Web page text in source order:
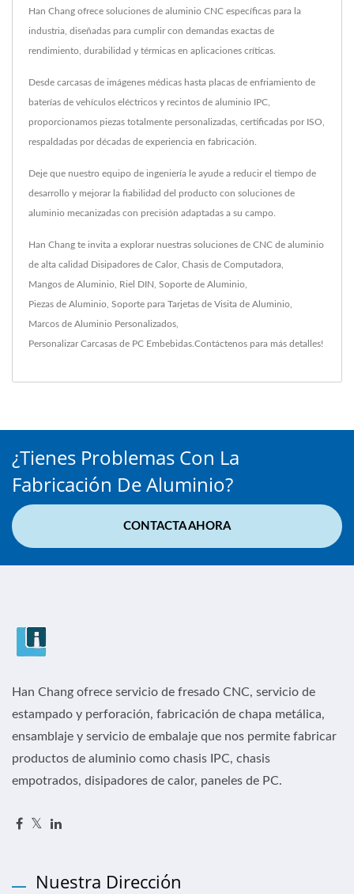
Han Chang ofrece soluciones de aluminio CNC específicas para la
industria, diseñadas para cumplir con demandas exactas de
rendimiento, durabilidad y térmicas en aplicaciones críticas.
Desde carcasas de imágenes médicas hasta placas de enfriamiento de
baterías de vehículos eléctricos y recintos de aluminio IPC,
proporcionamos piezas totalmente personalizadas, certificadas por ISO,
respaldadas por décadas de experiencia en fabricación.
Deje que nuestro equipo de ingeniería le ayude a reducir el tiempo de
desarrollo y mejorar la fiabilidad del producto con soluciones de
aluminio mecanizadas con precisión adaptadas a su campo.
Han Chang te invita a explorar nuestras soluciones de CNC de aluminio
de alta calidad Disipadores de Calor, Chasis de Computadora
Mangos de Aluminio Riel DIN Soporte de Aluminio
Piezas de Aluminio Soporte para Tarjetas de Visita de Aluminio
Marcos de Aluminio Personalizados
Personalizar Carcasas de PC Embebidas Contáctenos para más detalles!
¿Tienes Problemas Con La
Fabricación De Aluminio?
CONTACTA AHORA
Han Chang ofrece servicio de fresado CNC, servicio de
estampado y perforación, fabricación de chapa metálica,
ensamblaje y servicio de embalaje que nos permite fabricar
productos de aluminio como chasis IPC, chasis
empotrados, disipadores de calor, paneles de PC.
Nuestra Dirección